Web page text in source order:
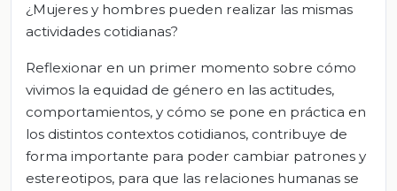
¿Mujeres y hombres pueden realizar las mismas
actividades cotidianas?
Reflexionar en un primer momento sobre cómo
vivimos la equidad de género en las actitudes,
comportamientos, y cómo se pone en práctica en
los distintos contextos cotidianos, contribuye de
forma importante para poder cambiar patrones y
estereotipos, para que las relaciones humanas se